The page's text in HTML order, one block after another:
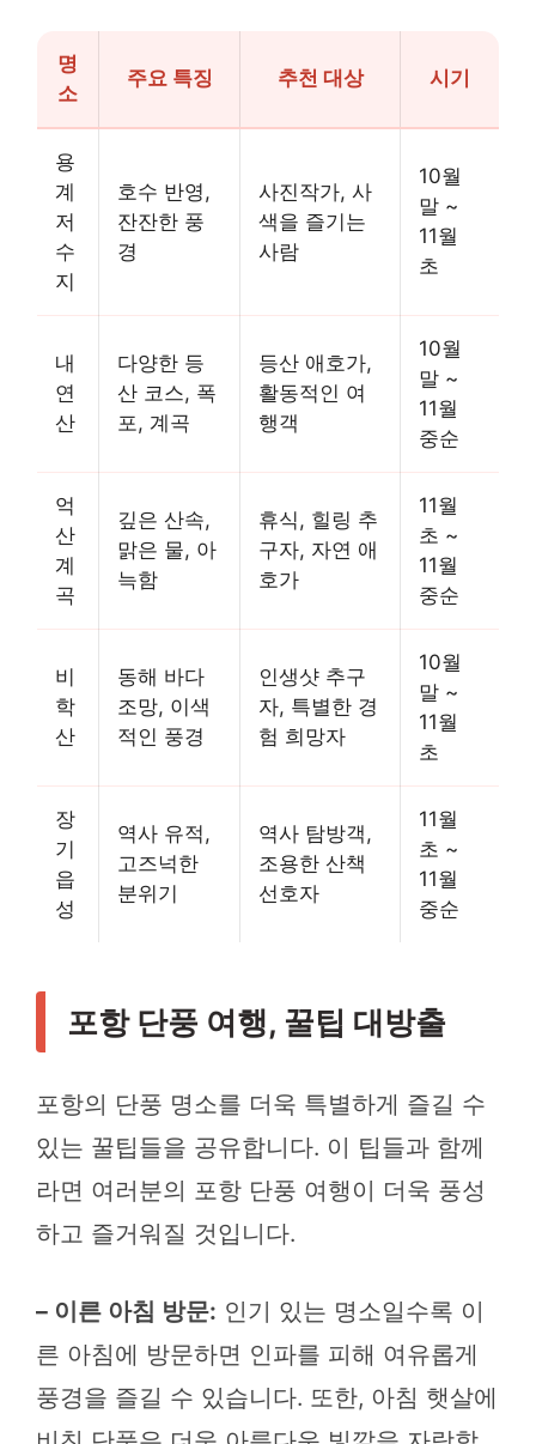
명
소
주요 특징 추천 대상 시기
용
계
저
수
지
호수 반영,
잔잔한 풍
경
사진작가, 사
색을 즐기는
사람
10월
말 ~
11월
초
내
연
산
다양한 등
산 코스, 폭
포, 계곡
등산 애호가,
활동적인 여
행객
10월
말 ~
11월
중순
억
산
계
곡
깊은 산속,
맑은 물, 아
늑함
휴식, 힐링 추
구자, 자연 애
호가
11월
초 ~
11월
중순
비
학
산
동해 바다
조망, 이색
적인 풍경
인생샷 추구
자, 특별한 경
험 희망자
10월
말 ~
11월
초
장
기
읍
성
역사 유적,
고즈넉한
분위기
역사 탐방객,
조용한 산책
선호자
11월
초 ~
11월
중순
포항 단풍 여행, 꿀팁 대방출
포항의 단풍 명소를 더욱 특별하게 즐길 수
있는 꿀팁들을 공유합니다. 이 팁들과 함께
라면 여러분의 포항 단풍 여행이 더욱 풍성
하고 즐거워질 것입니다.
– 이른 아침 방문: 인기 있는 명소일수록 이
른 아침에 방문하면 인파를 피해 여유롭게
풍경을 즐길 수 있습니다. 또한, 아침 햇살에